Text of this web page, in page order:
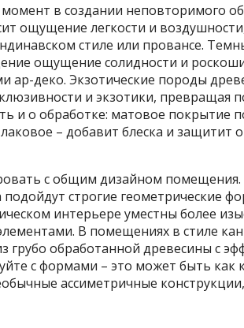
в создании неповторимого
ощущение легкости и
стиле или провансе.
ощущение солидности и
ар-деко. Экзотические породы
и экзотики, превращая
и о обработке: матовое покрытие
– добавит блеска и защитит
с общим дизайном помещения.
строгие геометрические
интерьере уместны более
В помещениях в стиле
грубо обработанной древесины с
с формами – это может быть как
ассиметричные